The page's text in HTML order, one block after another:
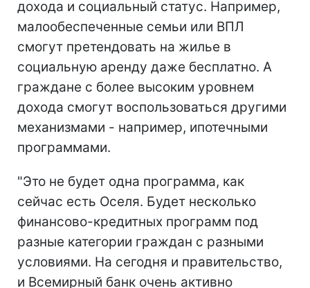
дохода и социальный статус. Например,
малообеспеченные семьи или ВПЛ
смогут претендовать на жилье в
социальную аренду даже бесплатно. А
граждане с более высоким уровнем
дохода смогут воспользоваться другими
механизмами - например, ипотечными
программами.
"Это не будет одна программа, как
сейчас есть Оселя. Будет несколько
финансово-кредитных программ под
разные категории граждан с разными
условиями. На сегодня и правительство,
и Всемирный банк очень активно